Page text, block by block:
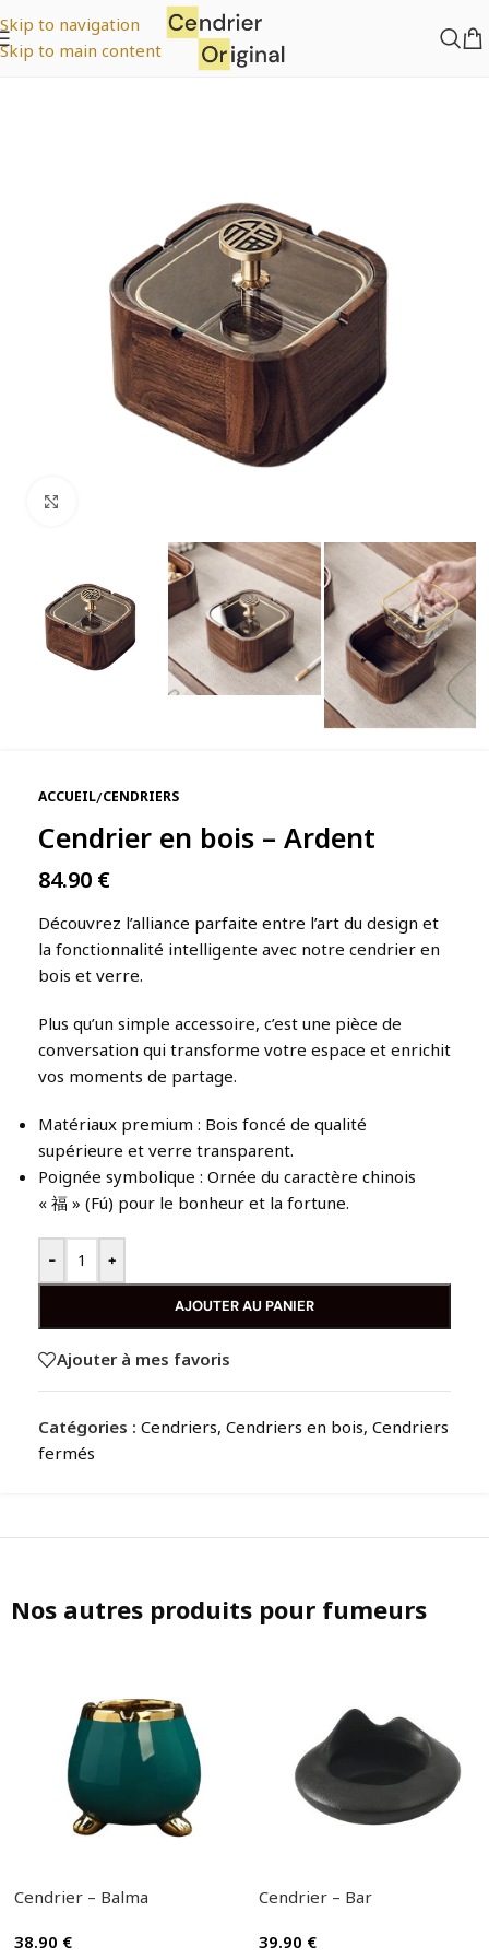
Skip to navigation
Skip to main content
ACCUEIL/CENDRIERS
Cendrier en bois – Ardent
84.90 €
Découvrez l’alliance parfaite entre l’art du design et
la fonctionnalité intelligente avec notre cendrier en
bois et verre.
Plus qu’un simple accessoire, c’est une pièce de
conversation qui transforme votre espace et enrichit
vos moments de partage.
Matériaux premium : Bois foncé de qualité
supérieure et verre transparent.
Poignée symbolique : Ornée du caractère chinois
« 福 » (Fú) pour le bonheur et la fortune.
- +
AJOUTER AU PANIER
Ajouter à mes favoris
Catégories : Cendriers, Cendriers en bois, Cendriers
fermés
Nos autres produits pour fumeurs
Cendrier – Balma
38.90 €
Cendrier – Bar
39.90 €